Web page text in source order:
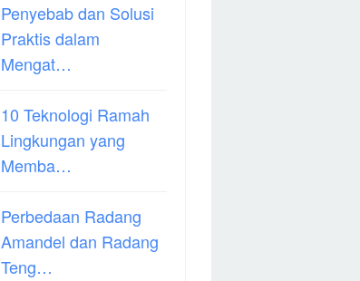
Penyebab dan Solusi
Praktis dalam
Mengat…
10 Teknologi Ramah
Lingkungan yang
Memba…
Perbedaan Radang
Amandel dan Radang
Teng…